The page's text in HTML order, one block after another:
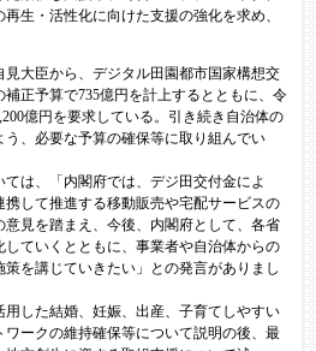
生・活性化に向けた支援の強化を求め、
大臣から、デジタル田園都市国家構想交
正予算で735億円を計上するとともに、令
億円を要求している。引き続き自治体の
、必要な予算の確保等に取り組んでい
は、「内閣府では、デジ田交付金によ
携して推進する移動販売や宅配サービスの
見を踏まえ、今後、内閣府として、各省
ていくとともに、事業者や自治体からの
を講じていきたい」との発言がありまし
した結婚、妊娠、出産、子育てしやすい
ークの維持確保等について説明の後、最